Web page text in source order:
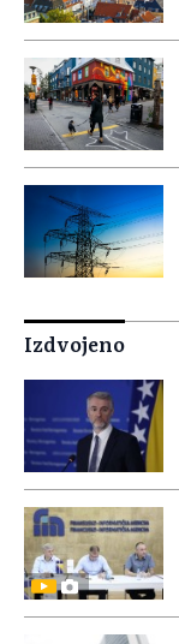
Izdvojeno